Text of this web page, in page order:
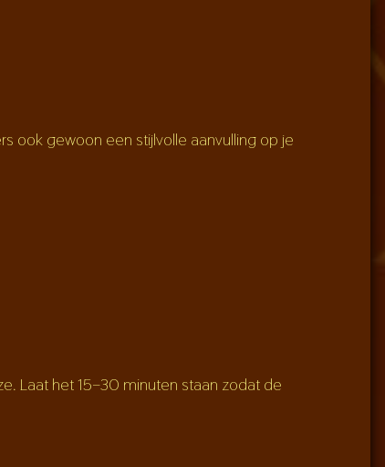
ook gewoon een stijlvolle aanvulling op je
Laat het 15–30 minuten staan zodat de